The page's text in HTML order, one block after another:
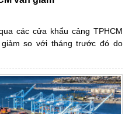
các cửa khẩu cảng TPHCM
so với tháng trước đó do